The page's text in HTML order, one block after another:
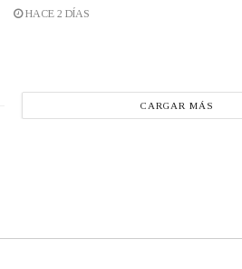
HACE 2 DÍAS
CARGAR MÁS